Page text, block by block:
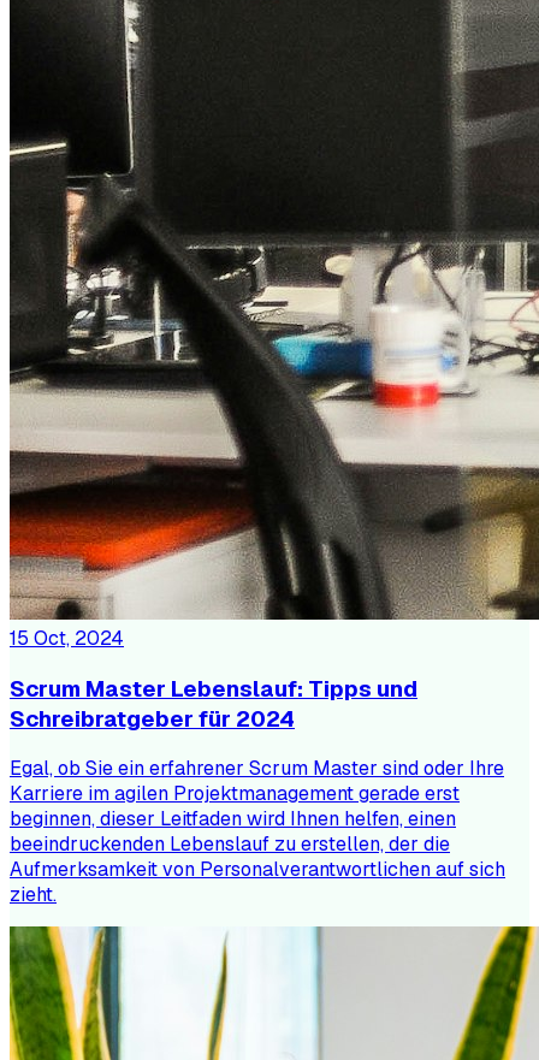
15 Oct, 2024
Scrum Master Lebenslauf: Tipps und
Schreibratgeber für 2024
Egal, ob Sie ein erfahrener Scrum Master sind oder Ihre
Karriere im agilen Projektmanagement gerade erst
beginnen, dieser Leitfaden wird Ihnen helfen, einen
beeindruckenden Lebenslauf zu erstellen, der die
Aufmerksamkeit von Personalverantwortlichen auf sich
zieht.